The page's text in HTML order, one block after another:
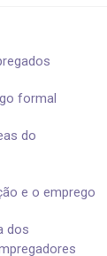
formal
do
e o emprego
dos